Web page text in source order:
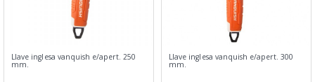
Llave inglesa vanquish e/apert. 250
mm.
Llave inglesa vanquish e/apert. 300
mm.